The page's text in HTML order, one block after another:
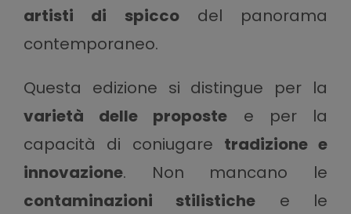
artisti di spiccodel panorama
contemporaneo.
Questa edizione si distingue per la
varietà delle proposte e per la
capacità di coniugare tradizione e
innovazione. Non mancano le
contaminazioni stilistiche e le